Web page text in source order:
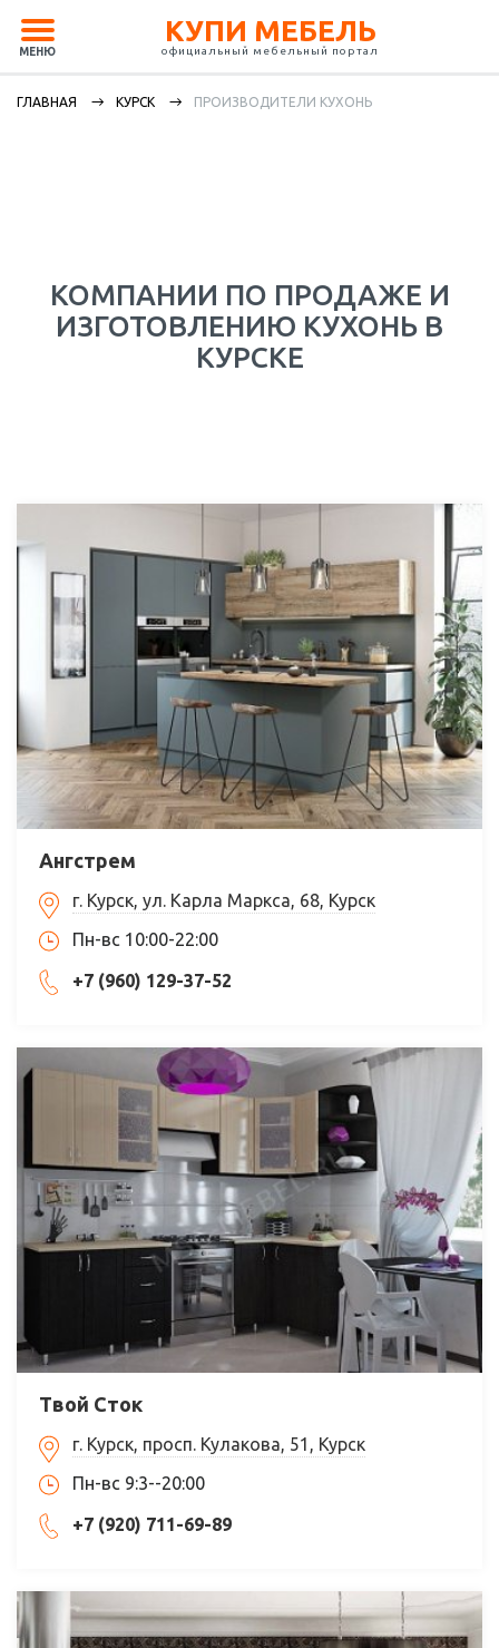
МЕНЮ
КУПИ МЕБЕЛЬ
официальный мебельный портал
ГЛАВНАЯ КУРСК ПРОИЗВОДИТЕЛИ КУХОНЬ
КОМПАНИИ ПО ПРОДАЖЕ И
ИЗГОТОВЛЕНИЮ КУХОНЬ В
КУРСКЕ
Ангстрем
г. Курск, ул. Карла Маркса, 68, Курск
Пн-вс 10:00-22:00
+7 (960) 129-37-52
Твой Сток
г. Курск, просп. Кулакова, 51, Курск
Пн-вс 9:3--20:00
+7 (920) 711-69-89